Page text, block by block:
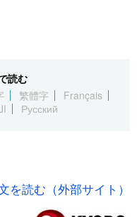
العربية お知らせ
読む
繁體字
Français
Русский
を読む（外部サイト）